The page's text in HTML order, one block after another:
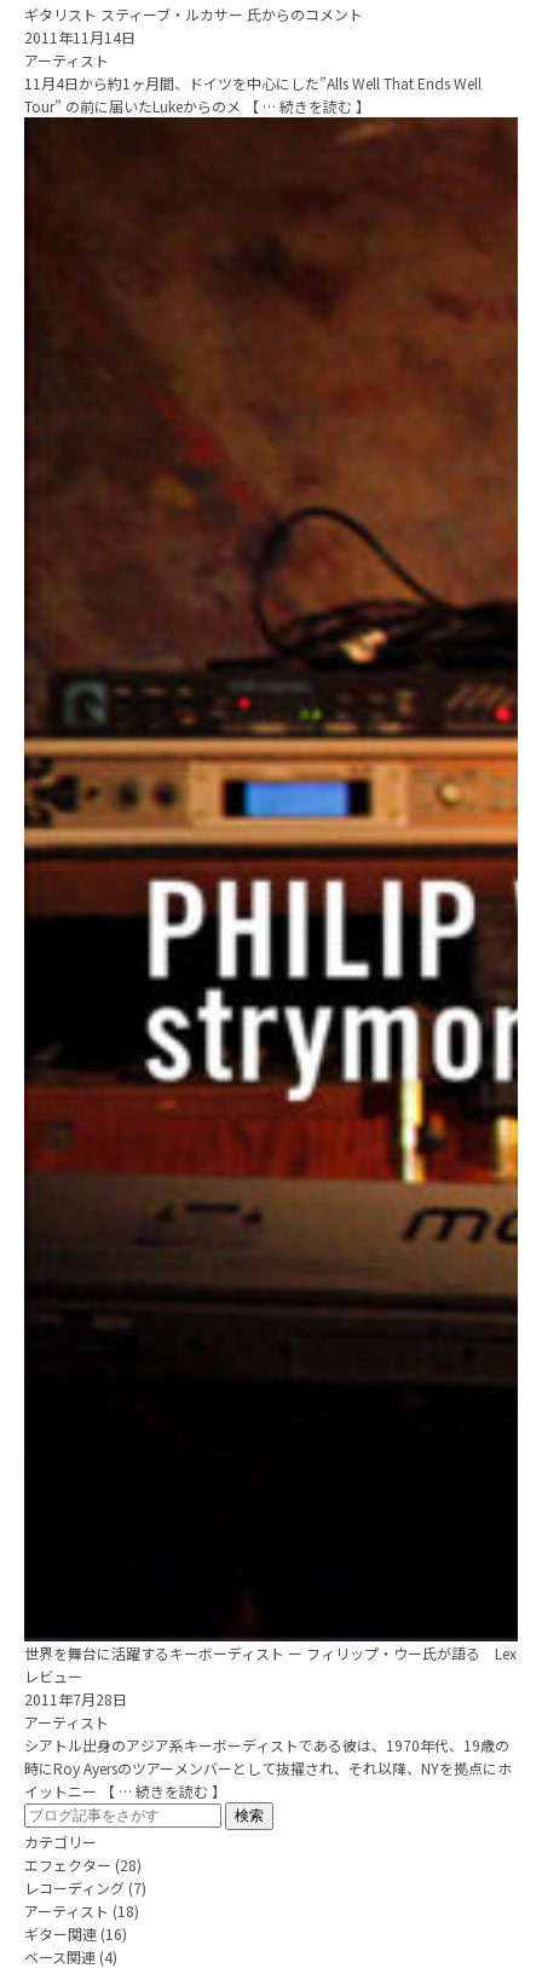
ギタリスト スティーブ・ルカサー 氏からのコメント
2011年11月14日
アーティスト
11月4日から約1ヶ月間、ドイツを中心にした”Alls Well That Ends Well
Tour” の前に届いたLukeからのメ 【 … 続きを読む 】
世界を舞台に活躍するキーボーディスト ー フィリップ・ウー氏が語る Lex
レビュー
2011年7月28日
アーティスト
シアトル出身のアジア系キーボーディストである彼は、1970年代、19歳の
時にRoy Ayersのツアーメンバーとして抜擢され、それ以降、NYを拠点にホ
イットニー 【 … 続きを読む 】
カテゴリー
エフェクター (28)
レコーディング (7)
アーティスト (18)
ギター関連 (16)
ベース関連 (4)